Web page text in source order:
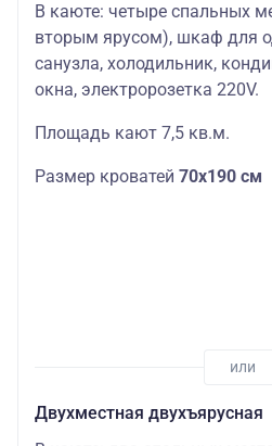
В каюте: четыре спальных
вторым ярусом), шкаф для
санузла, холодильник,
окна, электророзетка 220V.
Площадь кают 7,5 кв.м.
Размер кроватей 70х190 см
Двухместная двухъярусная